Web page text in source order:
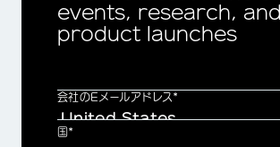
events, research, and
product launches
会社のEメールアドレス*
国*